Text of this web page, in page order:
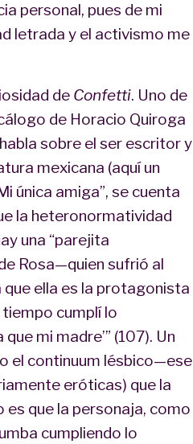
personal, pues de mi
letrada y el activismo me
de Confetti. Uno de
de Horacio Quiroga
sobre el ser escritor y
mexicana (aquí un
única amiga”, se cuenta
la heteronormatividad
una “parejita
Rosa—quien sufrió al
ella es la protagonista
cumplí lo
mi madre’” (107). Un
el continuum lésbico—ese
eróticas) que la
que la personaja, como
cumpliendo lo